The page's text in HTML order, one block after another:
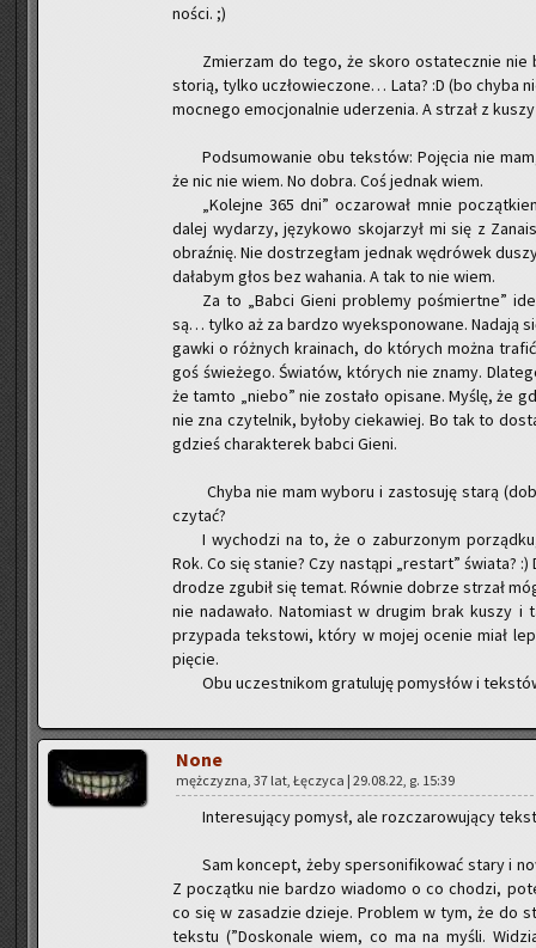
no­ści. ;)
Zmie­rzam do tego, że skoro osta­tecz­nie
sto­rią, tylko uczło­wie­czo­ne… Lata? :D (bo chyba
moc­ne­go emo­cjo­nal­nie ude­rze­nia. A strzał z
Pod­su­mo­wa­nie obu tek­stów: Po­ję­cia nie
że nic nie wiem. No dobra. Coś jed­nak wiem.
„Ko­lej­ne 365 dni” ocza­ro­wał mnie
dalej wy­da­rzy, ję­zy­ko­wo sko­ja­rzył mi się z
obraź­nię. Nie do­strze­głam jed­nak wę­dró­wek
da­ła­bym głos bez wa­ha­nia. A tak to nie wiem.
Za to „Babci Gieni pro­ble­my po­śmiert­ne”
są… tylko aż za bar­dzo wy­eks­po­no­wa­ne. Na­da­ją
gaw­ki o róż­nych kra­inach, do któ­rych można
goś świe­że­go. Świa­tów, któ­rych nie znamy.
że tamto „niebo” nie zo­sta­ło opi­sa­ne. Myślę, że
nie zna czy­tel­nik, by­ło­by cie­ka­wiej. Bo tak to
gdzieś cha­rak­te­rek babci Gieni.
Chyba nie mam wy­bo­ru i za­sto­su­ję starą
czy­tać?
I wy­cho­dzi na to, że o za­bu­rzo­nym
Rok. Co się sta­nie? Czy na­stą­pi „re­start” świa­ta?
dro­dze zgu­bił się temat. Rów­nie do­brze strzał
nie nada­wa­ło. Na­to­miast w dru­gim brak kuszy
przy­pa­da tek­sto­wi, który w mojej oce­nie miał
pię­cie.
Obu uczest­ni­kom gra­tu­lu­ję po­my­słów i
None
męż­czy­zna, 37 lat, Łę­czy­ca | 29.08.22, g. 15:39
In­te­re­su­ją­cy po­mysł, ale roz­cza­ro­wu­ją­cy
Sam kon­cept, żeby sper­so­ni­fi­ko­wać stary i
Z po­cząt­ku nie bar­dzo wia­do­mo o co cho­dzi,
co się w za­sa­dzie dzie­je. Pro­blem w tym, że do
tek­stu (”Do­sko­na­le wiem, co ma na myśli.